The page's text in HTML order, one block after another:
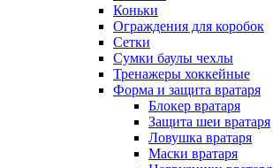
Коньки
Ограждения для коробок
Сетки
Сумки баулы чехлы
Тренажеры хоккейные
Форма и защита вратаря
Блокер вратаря
Защита шеи вратаря
Ловушка вратаря
Маски вратаря